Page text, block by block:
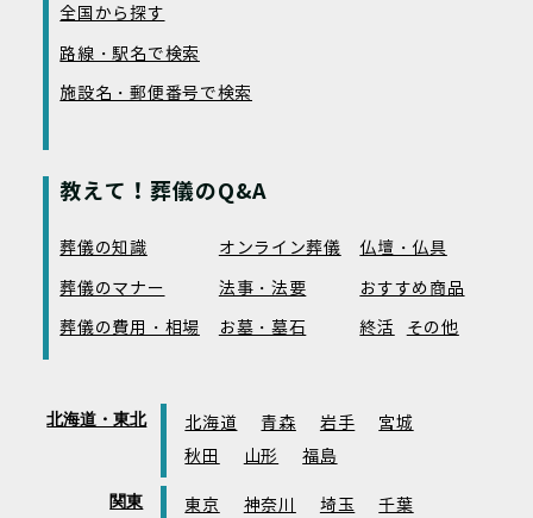
全国から探す
路線・駅名で検索
施設名・郵便番号で検索
教えて！葬儀のQ&A
葬儀の知識 オンライン葬儀
仏壇・仏具
葬儀のマナー
法事・法要
おすすめ商品
葬儀の費用・相場
お墓・墓石 終活 その他
北海道・東北 北海道 青森 岩手
宮城
秋田
山形 福島
関東 東京 神奈川 埼玉
千葉